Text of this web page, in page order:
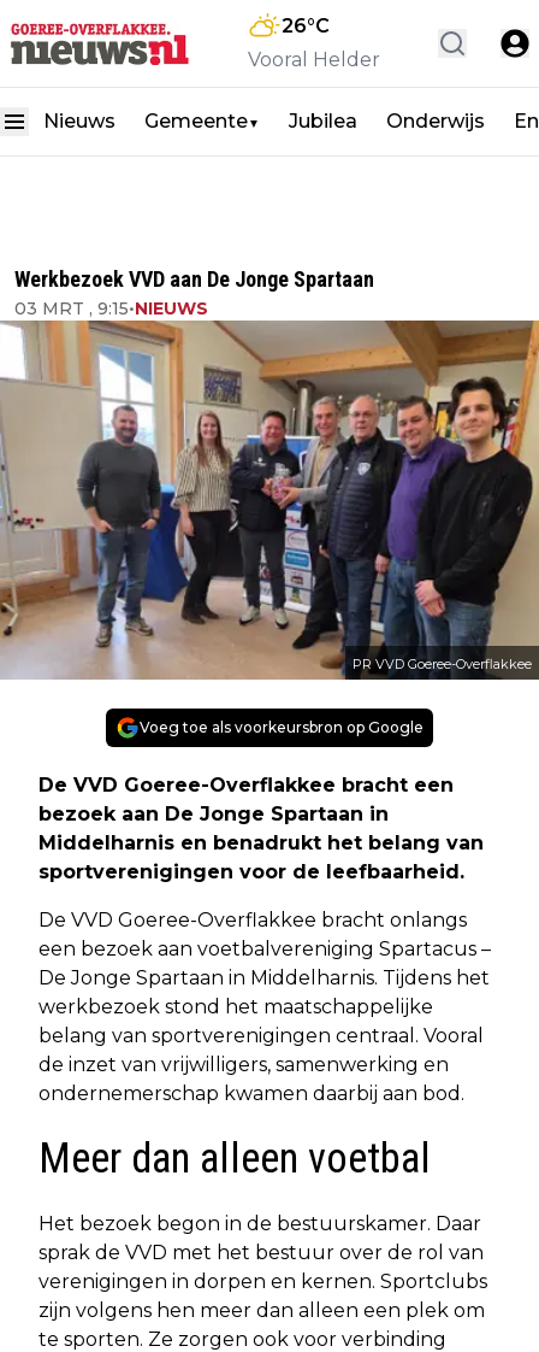
26°C
Vooral Helder
Nieuws Gemeente▼ Jubilea Onderwijs
Werkbezoek VVD aan De Jonge Spartaan
03 MRT , 9:15•NIEUWS
PR VVD Goeree-Overflakkee
Voeg toe als voorkeursbron op Google
De VVD Goeree-Overflakkee bracht een
bezoek aan De Jonge Spartaan in
Middelharnis en benadrukt het belang van
sportverenigingen voor de leefbaarheid.
De VVD Goeree-Overflakkee bracht onlangs
een bezoek aan voetbalvereniging Spartacus –
De Jonge Spartaan in Middelharnis. Tijdens het
werkbezoek stond het maatschappelijke
belang van sportverenigingen centraal. Vooral
de inzet van vrijwilligers, samenwerking en
ondernemerschap kwamen daarbij aan bod.
Meer dan alleen voetbal
Het bezoek begon in de bestuurskamer. Daar
sprak de VVD met het bestuur over de rol van
verenigingen in dorpen en kernen. Sportclubs
zijn volgens hen meer dan alleen een plek om
te sporten. Ze zorgen ook voor verbinding